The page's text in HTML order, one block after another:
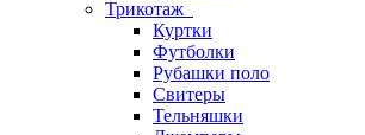
Трикотаж
Куртки
Футболки
Рубашки поло
Свитеры
Тельняшки